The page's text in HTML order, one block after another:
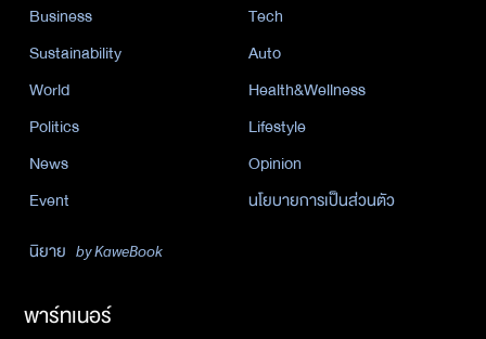
Business
Tech
Sustainability
Auto
World
Health&Wellness
Politics
Lifestyle
News
Opinion
Event
นโยบายการเป็นส่วนตัว
นิยาย by KaweBook
พาร์ทเนอร์